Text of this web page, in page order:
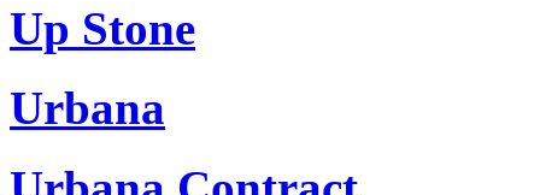
Up Stone
Urbana